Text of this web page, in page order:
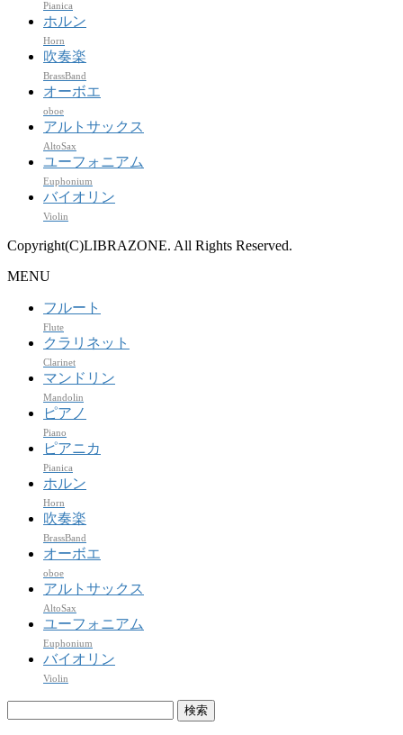
Pianica
ホルン
Horn
吹奏楽
BrassBand
オーボエ
oboe
アルトサックス
AltoSax
ユーフォニアム
Euphonium
バイオリン
Violin
Copyright(C)LIBRAZONE. All Rights Reserved.
MENU
フルート
Flute
クラリネット
Clarinet
マンドリン
Mandolin
ピアノ
Piano
ピアニカ
Pianica
ホルン
Horn
吹奏楽
BrassBand
オーボエ
oboe
アルトサックス
AltoSax
ユーフォニアム
Euphonium
バイオリン
Violin